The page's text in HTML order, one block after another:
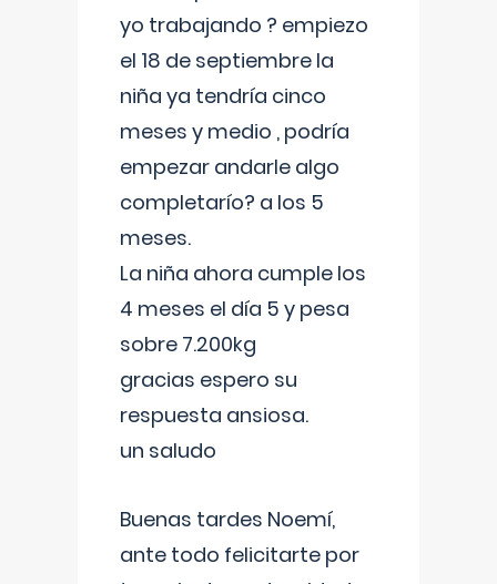
yo trabajando ? empiezo
el 18 de septiembre la
niña ya tendría cinco
meses y medio , podría
empezar andarle algo
completarío? a los 5
meses.
La niña ahora cumple los
4 meses el día 5 y pesa
sobre 7.200kg
gracias espero su
respuesta ansiosa.
un saludo
Buenas tardes Noemí,
ante todo felicitarte por